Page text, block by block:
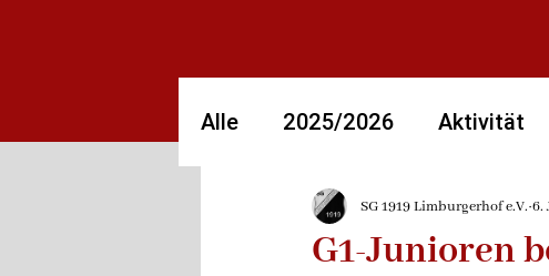
Alle 2025/2026 Aktivität
2024/2025 Rückblende
G1-Junioren
SG 1919 Limburgerhof e.V. 6.